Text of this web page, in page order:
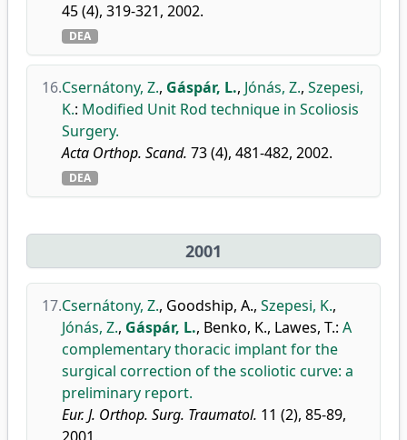
45 (4), 319-321, 2002.
DEA
16.Csernátony, Z., Gáspár, L., Jónás, Z., Szepesi,
K.: Modified Unit Rod technique in Scoliosis
Surgery.
Acta Orthop. Scand. 73 (4), 481-482, 2002.
DEA
2001
17.Csernátony, Z., Goodship, A., Szepesi, K.,
Jónás, Z., Gáspár, L., Benko, K., Lawes, T.: A
complementary thoracic implant for the
surgical correction of the scoliotic curve: a
preliminary report.
Eur. J. Orthop. Surg. Traumatol. 11 (2), 85-89,